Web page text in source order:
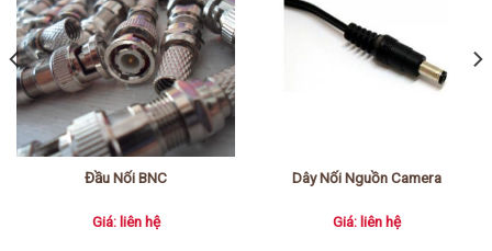
Đầu Nối BNC
Giá: liên hệ
Dây Nối Nguồn Camera
Giá: liên hệ